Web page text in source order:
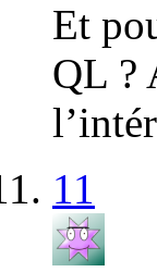
Et
QL ?
11